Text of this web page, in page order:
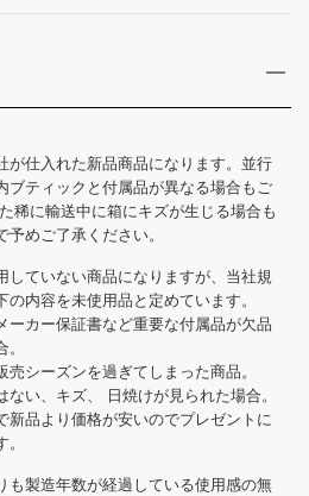
が仕入れた新品商品になります。並行
ブティックと付属品が異なる場合もご
稀に輸送中に箱にキズが生じる場合も
予めご了承ください。
していない商品になりますが、当社規
の内容を未使用品と定めています。
ーカー保証書など重要な付属品が欠品
売シーズンを過ぎてしまった商品。
ない、キズ、 日焼けが見られた場合。
新品より価格が安いのでプレゼントに
も製造年数が経過している使用感の無